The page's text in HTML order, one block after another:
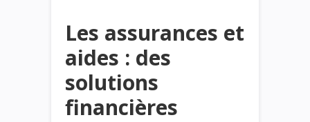
Les assurances et
aides : des
solutions
financières